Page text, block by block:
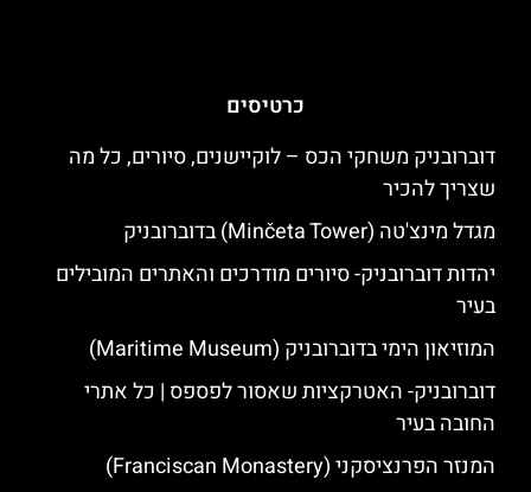
כרטיסים
דוברובניק משחקי הכס – לוקיישנים, סיורים, כל מה
שצריך להכיר
מגדל מינצ'טה (Minčeta Tower) בדוברובניק
יהדות דוברובניק- סיורים מודרכים והאתרים המובילים
בעיר
המוזיאון הימי בדוברובניק (Maritime Museum)
דוברובניק- האטרקציות שאסור לפספס | כל אתרי
החובה בעיר
המנזר הפרנציסקני (Franciscan Monastery)